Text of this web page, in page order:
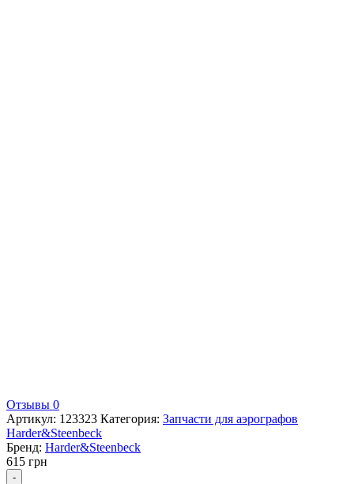
Отзывы 0
Артикул: 123323 Категория: Запчасти для аэрографов
Harder&Steenbeck
Бренд: Harder&Steenbeck
615 грн
- Количество